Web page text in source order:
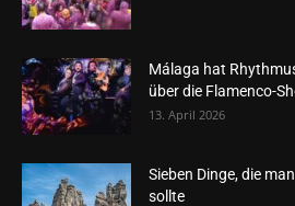
Málaga hat
über die Flamenco-
13. April 2026
Sieben Dinge, die
sollte